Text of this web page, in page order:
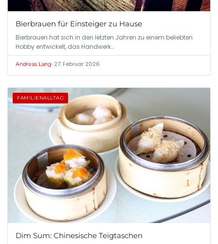
Bierbrauen für Einsteiger zu Hause
Bierbrauen hat sich in den letzten Jahren zu einem beliebten
Hobby entwickelt, das Handwerk…
Andreas Lang•27. Februar 2026
FAMILIENALLTAG
Dim Sum: Chinesische Teigtaschen